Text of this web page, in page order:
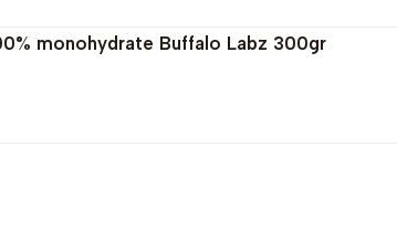
monohydrate Buffalo Labz 300gr